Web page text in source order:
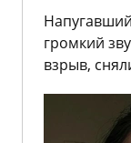
громкий
взрыв,